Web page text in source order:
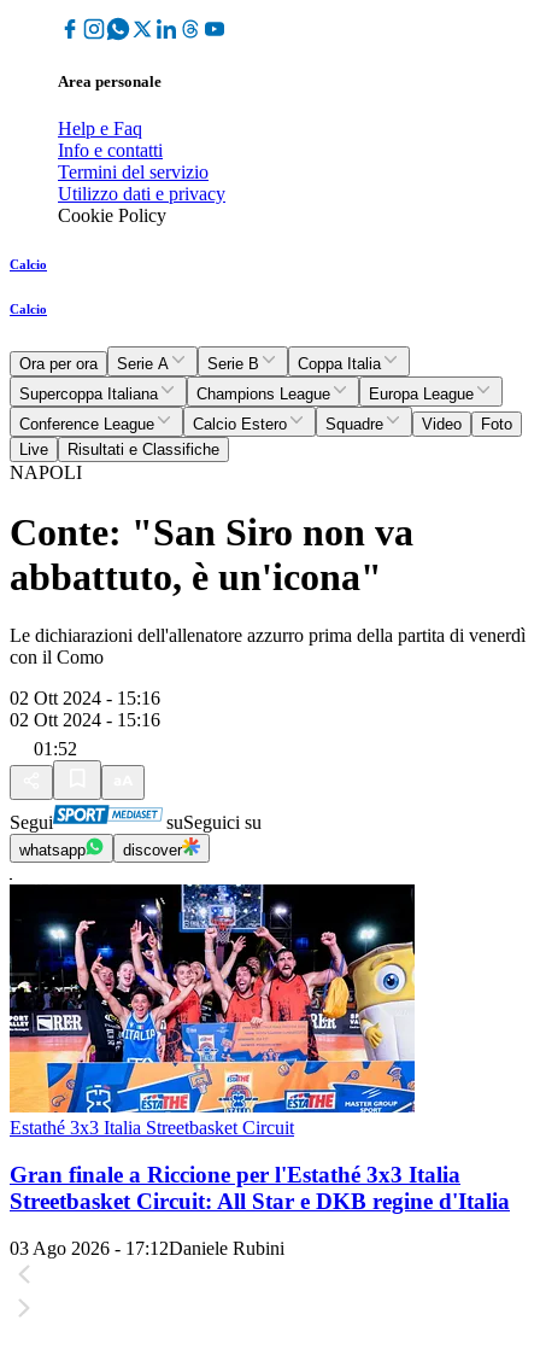
Area personale
Help e Faq
Info e contatti
Termini del servizio
Utilizzo dati e privacy
Cookie Policy
Calcio
Calcio
Ora per ora Serie A Serie B
Coppa Italia
Supercoppa Italiana
Champions League
Europa League
Conference League
Calcio Estero Squadre Video
Foto
Live
Risultati e Classifiche
NAPOLI
Conte: "San Siro non va
abbattuto, è un'icona"
Le dichiarazioni dell'allenatore azzurro prima della partita di venerdì
con il Como
02 Ott 2024 - 15:16
02 Ott 2024 - 15:16
01:52
Segui suSeguici su
whatsapp discover
Estathé 3x3 Italia Streetbasket Circuit
Gran finale a Riccione per l'Estathé 3x3 Italia
Streetbasket Circuit: All Star e DKB regine d'Italia
03 Ago 2026 - 17:12Daniele Rubini